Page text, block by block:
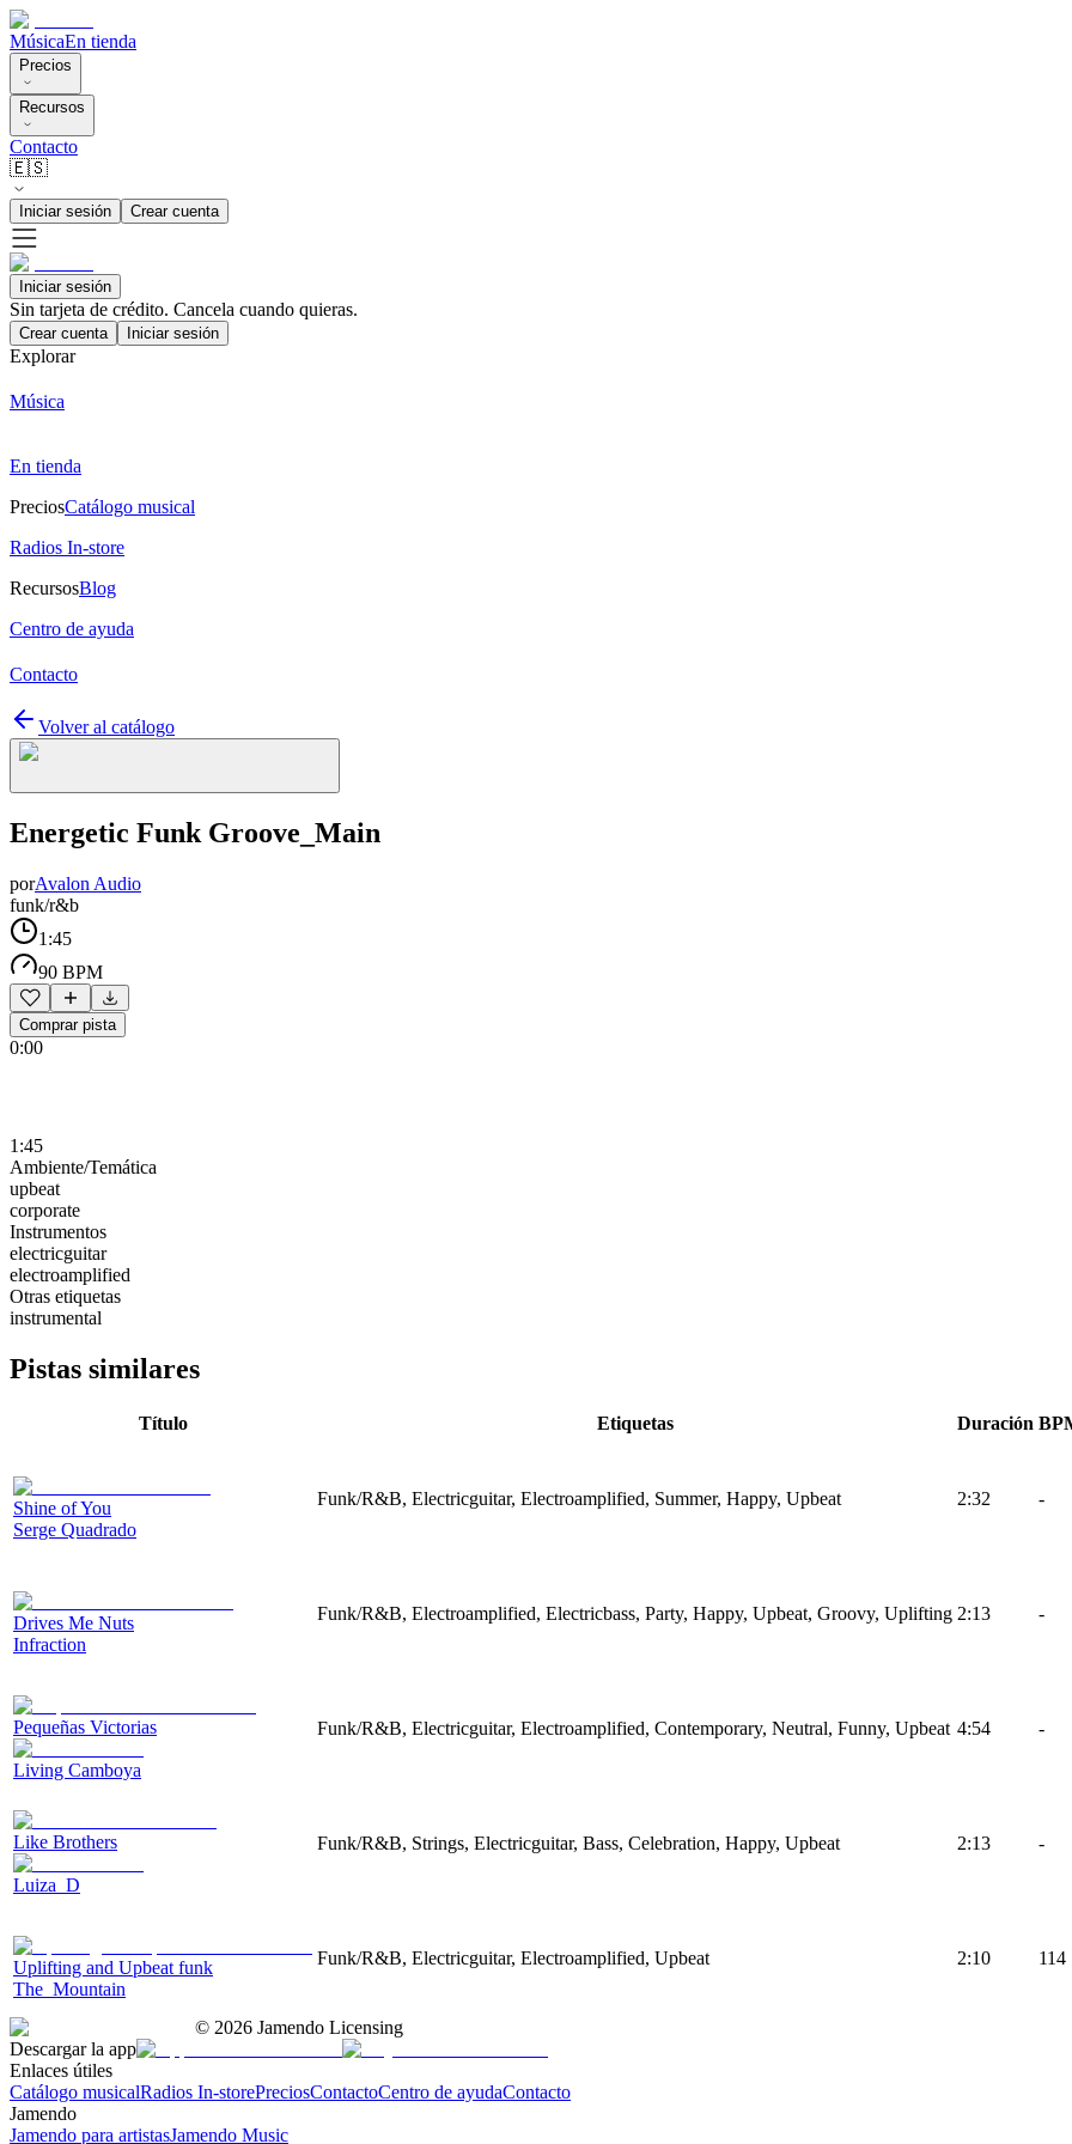
MúsicaEn tienda
Precios
Recursos
Contacto
🇪🇸
Iniciar sesión Crear cuenta
Iniciar sesión
Sin tarjeta de crédito. Cancela cuando quieras.
Crear cuenta Iniciar sesión
Explorar
Música
En tienda
PreciosCatálogo musical
Radios In-store
RecursosBlog
Centro de ayuda
Contacto
Volver al catálogo
Energetic Funk Groove_Main
porAvalon Audio
funk/r&b
1:45
90 BPM
Comprar pista
0:00
1:45
Ambiente/Temática
upbeat
corporate
Instrumentos
electricguitar
electroamplified
Otras etiquetas
instrumental
Pistas similares
Título Etiquetas Duración
Shine of You
Serge Quadrado
Funk/R&B, Electricguitar, Electroamplified, Summer, Happy, Upbeat 2:32 -
Drives Me Nuts
Infraction
Funk/R&B, Electroamplified, Electricbass, Party, Happy, Upbeat, Groovy, Uplifting 2:13 -
Pequeñas Victorias
Living Camboya
Funk/R&B, Electricguitar, Electroamplified, Contemporary, Neutral, Funny, Upbeat 4:54 -
Like Brothers
Luiza_D
Funk/R&B, Strings, Electricguitar, Bass, Celebration, Happy, Upbeat 2:13 -
Uplifting and Upbeat funk
The_Mountain
Funk/R&B, Electricguitar, Electroamplified, Upbeat 2:10 114
© 2026 Jamendo Licensing
Descargar la app
Enlaces útiles
Catálogo musicalRadios In-storePreciosContactoCentro de ayudaContacto
Jamendo
Jamendo para artistasJamendo Music